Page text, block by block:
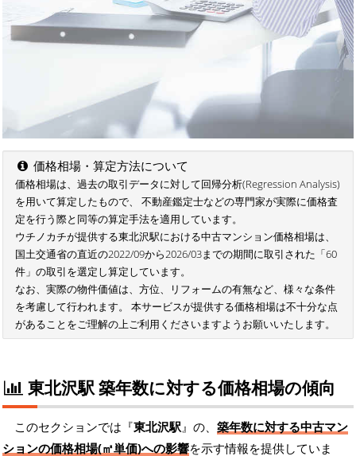
価格相場・算定方法について
価格相場は、過去の取引データに対して回帰分析(Regression Analysis)
を用いて算定したもので、 不動産鑑定士などの専門家が実際に価格査
定を行う際と同等の算定手法を適用しています。
ウチノカチが提供する東北沢駅における中古マンション価格相場は、
国土交通省の直近の2022/09から2026/03までの期間に取引された「60
件」の取引を選定し算定しています。
なお、実際の物件価値は、方位、リフォームの有無など、様々な条件
を考慮して行われます。 本サービスが提供する価格相場は不十分な点
があることをご理解の上ご利用くださいますようお願いいたします。
東北沢駅 築年数に対する価格相場の傾向
このセクションでは『東北沢駅』の、 築年数に対する中古マン
ションの価格相場(㎡単価)への影響を示す情報を提供していま